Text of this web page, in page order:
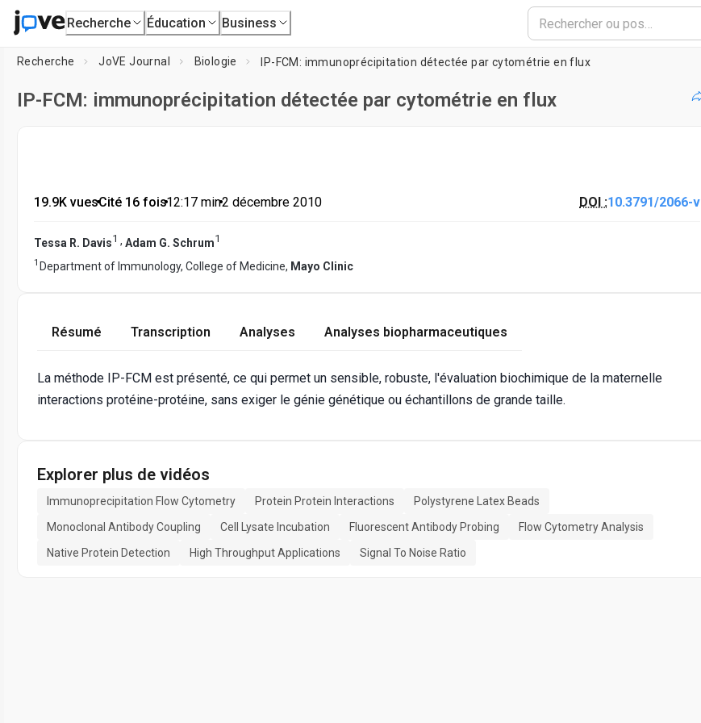
Recherche Éducation Business
Recherche JoVE Journal Biologie IP-FCM: immunoprécipitation détectée par cytométrie en flux
IP-FCM: immunoprécipitation détectée par cytométrie en flux
19.9K vues•Cité 16 fois•12:17 min•2 décembre 2010 DOI :10.3791/2066-v
Tessa R. Davis1 , Adam G. Schrum1
1 Department of Immunology, College of Medicine, Mayo Clinic
Résumé Transcription Analyses Analyses biopharmaceutiques
La méthode IP-FCM est présenté, ce qui permet un sensible, robuste, l'évaluation biochimique de la maternelle
interactions protéine-protéine, sans exiger le génie génétique ou échantillons de grande taille.
Explorer plus de vidéos
Immunoprecipitation Flow Cytometry Protein Protein Interactions
Polystyrene Latex Beads
Monoclonal Antibody Coupling
Cell Lysate Incubation Fluorescent Antibody Probing
Flow Cytometry Analysis
Native Protein Detection
High Throughput Applications Signal To Noise Ratio